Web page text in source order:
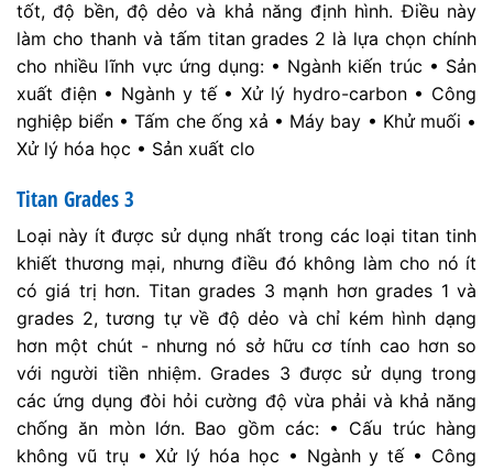
tốt, độ bền, độ dẻo và khả năng định hình. Điều này
làm cho thanh và tấm titan grades 2 là lựa chọn chính
cho nhiều lĩnh vực ứng dụng: • Ngành kiến trúc • Sản
xuất điện • Ngành y tế • Xử lý hydro-carbon • Công
nghiệp biển • Tấm che ống xả • Máy bay • Khử muối •
Xử lý hóa học • Sản xuất clo
Titan Grades 3
Loại này ít được sử dụng nhất trong các loại titan tinh
khiết thương mại, nhưng điều đó không làm cho nó ít
có giá trị hơn. Titan grades 3 mạnh hơn grades 1 và
grades 2, tương tự về độ dẻo và chỉ kém hình dạng
hơn một chút - nhưng nó sở hữu cơ tính cao hơn so
với người tiền nhiệm. Grades 3 được sử dụng trong
các ứng dụng đòi hỏi cường độ vừa phải và khả năng
chống ăn mòn lớn. Bao gồm các: • Cấu trúc hàng
không vũ trụ • Xử lý hóa học • Ngành y tế • Công